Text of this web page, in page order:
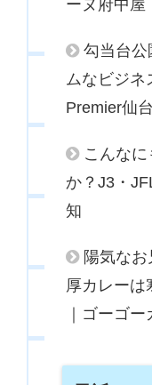
ーヌ府中屋
勾当台公
ムなビジ
Premier仙
こんな
か？J3・
知
陽気な
厚カレーは
｜ゴーゴ